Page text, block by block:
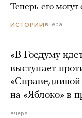
Теперь его
ИСТОРИИ вчера
«В Госдуму
выступает
на «Яблоко» в
вчера